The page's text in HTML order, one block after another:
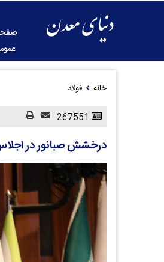
خانه فولاد
درخشش صبانور در